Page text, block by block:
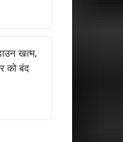
खत्म,
को बंद